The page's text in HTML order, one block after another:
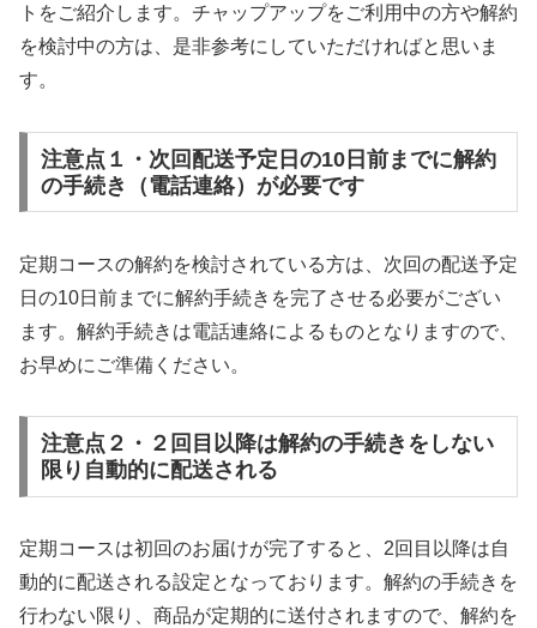
トをご紹介します。チャップアップをご利用中の方や解約
を検討中の方は、是非参考にしていただければと思いま
す。
注意点１・次回配送予定日の10日前までに解約
の手続き（電話連絡）が必要です
定期コースの解約を検討されている方は、次回の配送予定
日の10日前までに解約手続きを完了させる必要がござい
ます。解約手続きは電話連絡によるものとなりますので、
お早めにご準備ください。
注意点２・２回目以降は解約の手続きをしない
限り自動的に配送される
定期コースは初回のお届けが完了すると、2回目以降は自
動的に配送される設定となっております。解約の手続きを
行わない限り、商品が定期的に送付されますので、解約を